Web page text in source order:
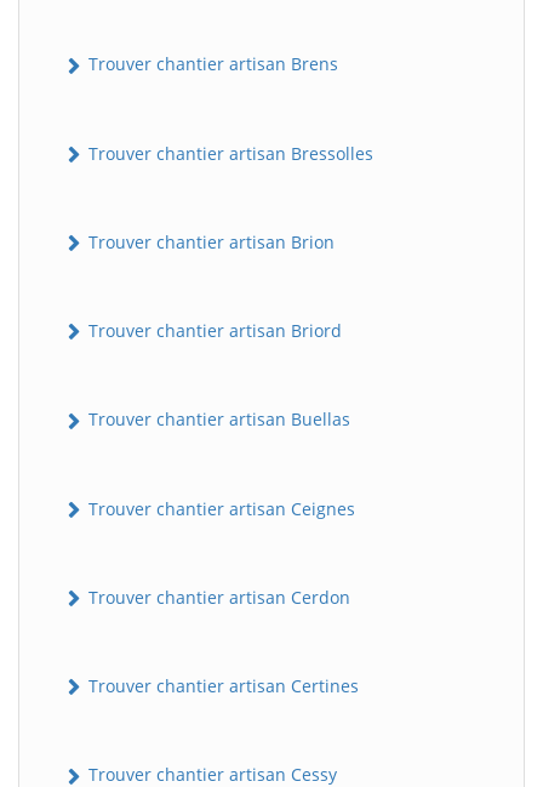
Trouver chantier artisan Brens
Trouver chantier artisan Bressolles
Trouver chantier artisan Brion
Trouver chantier artisan Briord
Trouver chantier artisan Buellas
Trouver chantier artisan Ceignes
Trouver chantier artisan Cerdon
Trouver chantier artisan Certines
Trouver chantier artisan Cessy